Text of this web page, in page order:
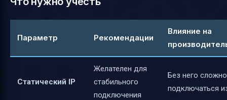
Параметр Рекомендации
Влияние на
Статический IP
Желателен для
стабильного
подключения
Без него сложно
подключаться